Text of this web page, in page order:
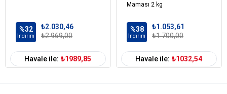
Biberiye
Alabalık
Yeşil bezelye
Kadife çiçeği
Bütün armut
%32
İndirim
₺2.030,46
₺2.969,00
Havale ile: ₺1989,85
Maması 2 kg
%38
İndirim
₺1.053,61
₺1.700,00
Havale ile: ₺1032,54